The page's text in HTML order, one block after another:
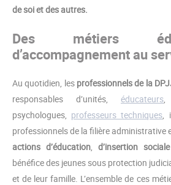
de soi et des autres.
Des métiers
d’accompagnement au
Au quotidien, les professionnels de la
responsables d’unités, éducateurs,
psychologues, professeurs techniques,
professionnels de la filière administrative
actions d’éducation, d’insertion
bénéfice des jeunes sous protection
et de leur famille. L’ensemble de ces